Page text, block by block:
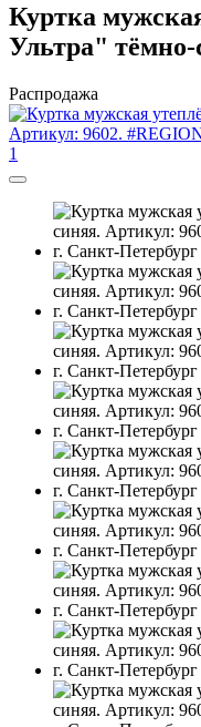
Куртка
Ультра" тёмно-
Распродажа